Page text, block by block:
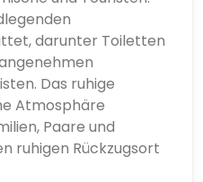
darunter Toiletten
Das ruhige
Atmosphäre
Paare und
ruhigen Rückzugsort